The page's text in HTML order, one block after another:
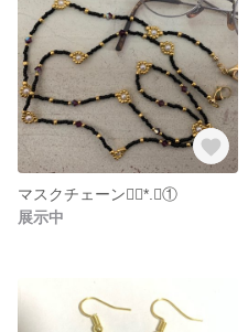
マスクチェーン❁⃘*.ﾟ①
展示中